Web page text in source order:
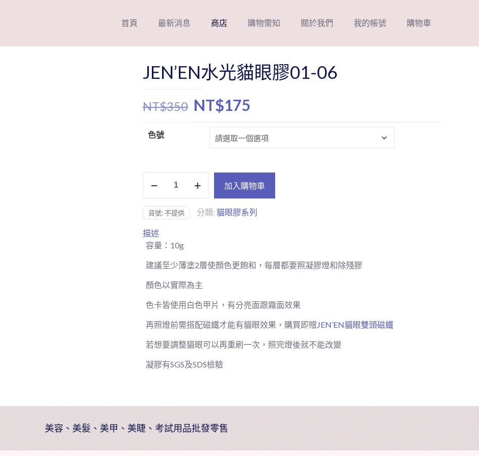
首頁 最新消息 商店 購物需知 關於我們 我的帳號 購物車
JEN’EN水光貓眼膠01-06
NT$350 原
NT$175
價
色號
貓
膠
01-
06
量
加入購物車
貨號:不提供 分類: 貓眼膠系列
描述
容量： 10g
建議至少薄塗2層使顏色更飽和，每層都要照凝膠燈和除殘膠
顏色以實際為主
色卡皆使用白色甲片，有分亮面跟霧面效果
再照燈前需搭配磁鐵才能有貓眼效果，購買即贈JEN’EN貓眼雙頭磁鐵
若想要調整貓眼可以再重刷一次，照完燈後就不能改變
凝膠有SGS及SDS檢驗
美容、美髮、美甲、美睫、考試用品批發零售